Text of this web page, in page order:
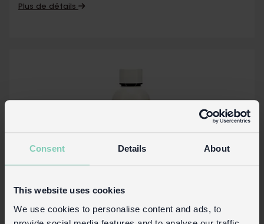
Consent Details About
This website uses cookies
We use cookies to personalise content and ads, to
Plus de détails